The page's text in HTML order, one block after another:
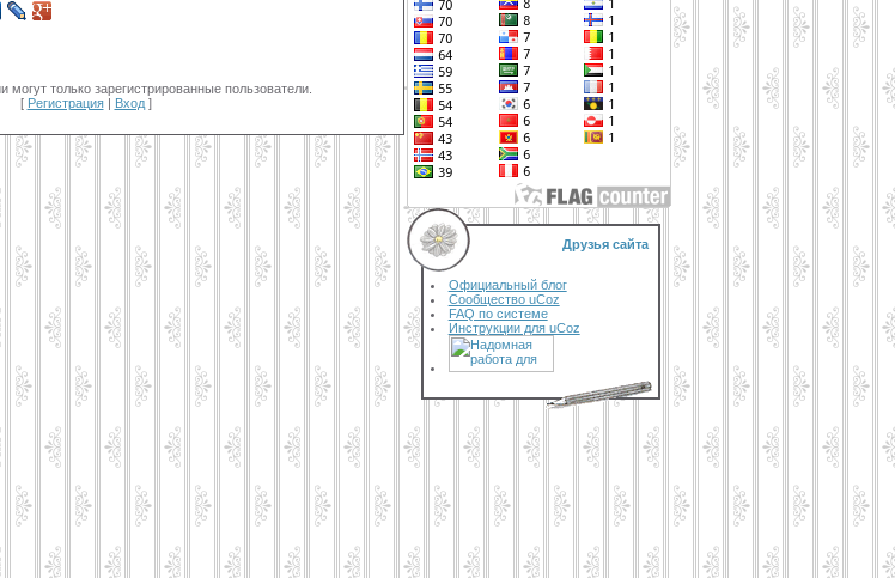
могут только зарегистрированные пользователи.
[ Регистрация| Вход]
Друзья сайта
Официальный блог
Сообщество uCoz
FAQ по системе
Инструкции для uCoz